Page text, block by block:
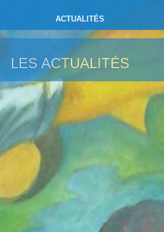
ACTUALITÉS
LES ACTUALITÉS